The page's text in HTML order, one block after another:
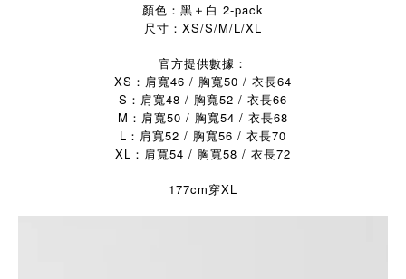
顏色：黑＋白 2-pack
尺寸：XS/S/M/L/XL
官方提供數據：
XS：肩寬46 / 胸寬50 / 衣長64
S：肩寬48 / 胸寬52 / 衣長66
M：肩寬50 / 胸寬54 / 衣長68
L：肩寬52 / 胸寬56 / 衣長70
XL：肩寬54 / 胸寬58 / 衣長72
177cm穿XL